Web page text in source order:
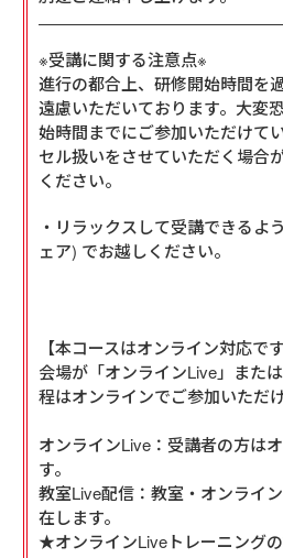
※受講に関する注意点※
進行の都合上、研修開始時間を
遠慮いただいております。大変
始時間までにご参加いただけて
セル扱いをさせていただく場合
ください。
・リラックスして受講できるよ
ェア) でお越しください。
【本コースはオンライン対応です
会場が「オンラインLive」また
程はオンラインでご参加いただけ
オンラインLive：受講者の方は
す。
教室Live配信：教室・オンライ
在します。
★オンラインLiveトレーニング